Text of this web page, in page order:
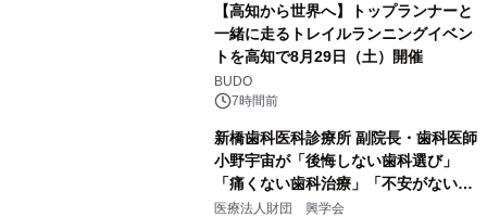
【高知から世界へ】トップランナーと
一緒に走るトレイルランニングイベン
トを高知で8月29日（土）開催
BUDO
7時間前
新橋歯科医科診療所 副院長・歯科医師
小野宇宙が「後悔しない歯科選び」
「痛くない歯科治療」「不安がない治
療計画」をテーマに専門監修
医療法人財団 興学会